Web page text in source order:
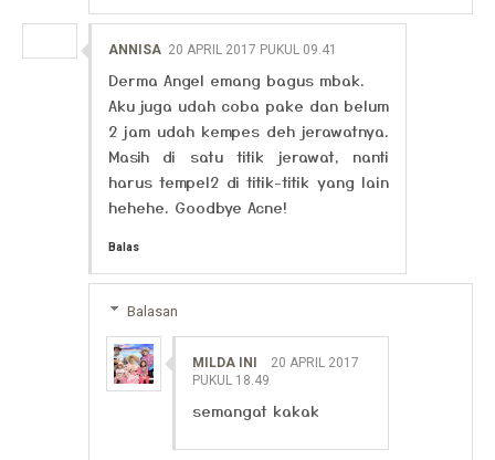
ANNISA 20 APRIL 2017 PUKUL 09.41
Derma Angel emang bagus mbak.
Aku juga udah coba pake dan belum
2 jam udah kempes deh jerawatnya.
Masih di satu titik jerawat, nanti
harus tempel2 di titik-titik yang lain
hehehe. Goodbye Acne!
Balas
Balasan
MILDA INI
20 APRIL 2017
PUKUL 18.49
semangat kakak